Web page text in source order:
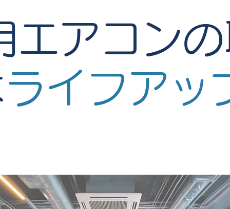
エアコン
ライフアッ